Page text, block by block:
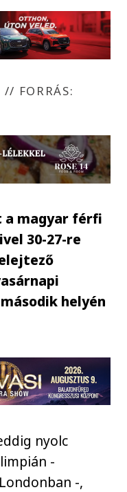
// FORRÁS:
magyar férfi
30-27-re
helyén
nyolc
-
-,